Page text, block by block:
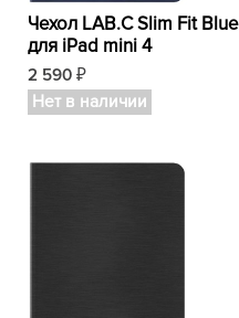
Чехол LAB.C Slim Fit Blue
для iPad mini 4
2 590 ₽
Нет в наличии